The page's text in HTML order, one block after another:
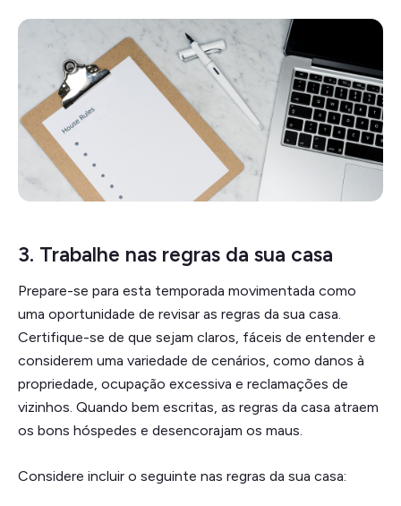
3. Trabalhe nas regras da sua casa
Prepare-se para esta temporada movimentada como
uma oportunidade de revisar as regras da sua casa.
Certifique-se de que sejam claros, fáceis de entender e
considerem uma variedade de cenários, como danos à
propriedade, ocupação excessiva e reclamações de
vizinhos. Quando bem escritas, as regras da casa atraem
os bons hóspedes e desencorajam os maus.
Considere incluir o seguinte nas regras da sua casa: